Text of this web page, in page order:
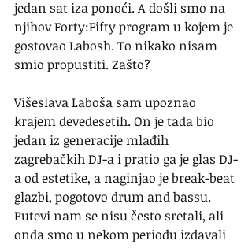
jedan sat iza ponoći. A došli smo na
njihov Forty:Fifty program u kojem je
gostovao Labosh. To nikako nisam
smio propustiti. Zašto?
Višeslava Laboša sam upoznao
krajem devedesetih. On je tada bio
jedan iz generacije mlađih
zagrebačkih DJ-a i pratio ga je glas DJ-
a od estetike, a naginjao je break-beat
glazbi, pogotovo drum and bassu.
Putevi nam se nisu često sretali, ali
onda smo u nekom periodu izdavali